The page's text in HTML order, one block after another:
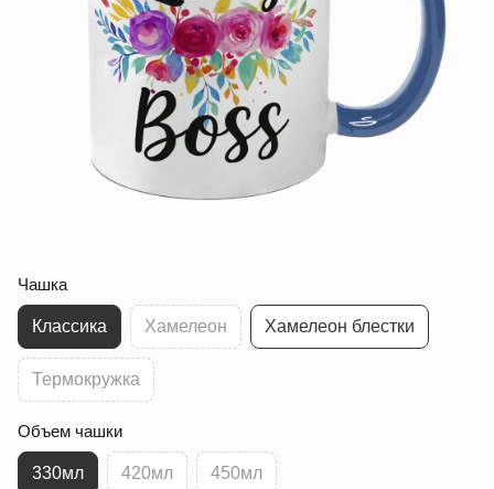
Чашка
Классика Хамелеон Хамелеон блестки
Термокружка
Объем чашки
330мл 420мл 450мл